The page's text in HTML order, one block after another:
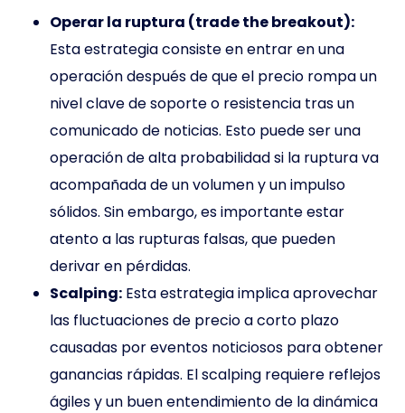
Operar la ruptura (trade the breakout):
Esta estrategia consiste en entrar en una
operación después de que el precio rompa un
nivel clave de soporte o resistencia tras un
comunicado de noticias. Esto puede ser una
operación de alta probabilidad si la ruptura va
acompañada de un volumen y un impulso
sólidos. Sin embargo, es importante estar
atento a las rupturas falsas, que pueden
derivar en pérdidas.
Scalping: Esta estrategia implica aprovechar
las fluctuaciones de precio a corto plazo
causadas por eventos noticiosos para obtener
ganancias rápidas. El scalping requiere reflejos
ágiles y un buen entendimiento de la dinámica